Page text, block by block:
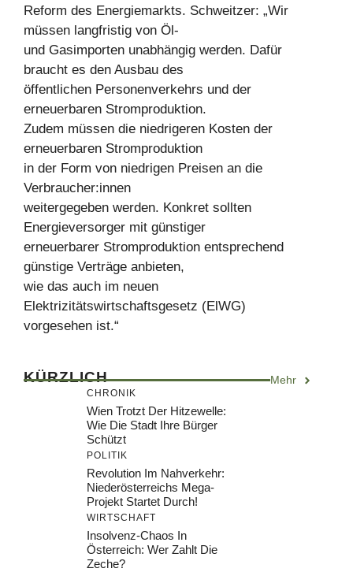
Reform des Energiemarkts. Schweitzer: „Wir
müssen langfristig von Öl-
und Gasimporten unabhängig werden. Dafür
braucht es den Ausbau des
öffentlichen Personenverkehrs und der
erneuerbaren Stromproduktion.
Zudem müssen die niedrigeren Kosten der
erneuerbaren Stromproduktion
in der Form von niedrigen Preisen an die
Verbraucher:innen
weitergegeben werden. Konkret sollten
Energieversorger mit günstiger
erneuerbarer Stromproduktion entsprechend
günstige Verträge anbieten,
wie das auch im neuen
Elektrizitätswirtschaftsgesetz (ElWG)
vorgesehen ist.“
KÜRZLICH Mehr
CHRONIK
Wien Trotzt Der Hitzewelle:
Wie Die Stadt Ihre Bürger
Schützt
POLITIK
Revolution Im Nahverkehr:
Niederösterreichs Mega-
Projekt Startet Durch!
WIRTSCHAFT
Insolvenz-Chaos In
Österreich: Wer Zahlt Die
Zeche?